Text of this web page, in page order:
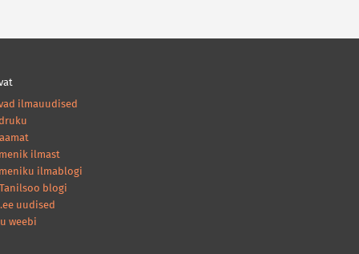
ilmauudised
ilmast
ilmablogi
blogi
uudised
weebi